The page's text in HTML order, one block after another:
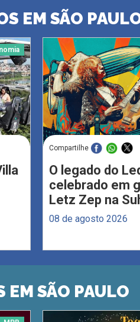
EM SÃO
Compartilhe
O legado do
celebrado em
Letz Zep na
08 de agosto 2026
EM SÃO PAULO